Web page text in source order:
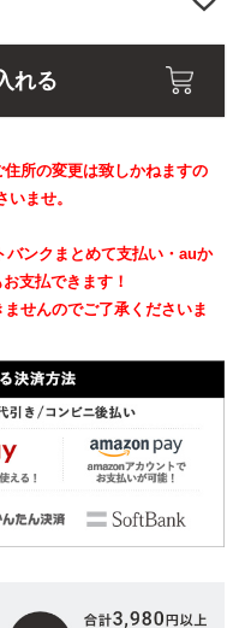
れる
所の変更は致しかねますの
ませ。
ンクまとめて支払い・auか
支払できます！
ませんのでご了承くださいま